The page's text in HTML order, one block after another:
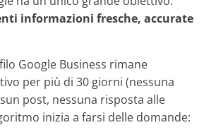
informazioni fresche, accurate
Google Business rimane
per più di 30 giorni (nessuna
post, nessuna risposta alle
inizia a farsi delle domande: